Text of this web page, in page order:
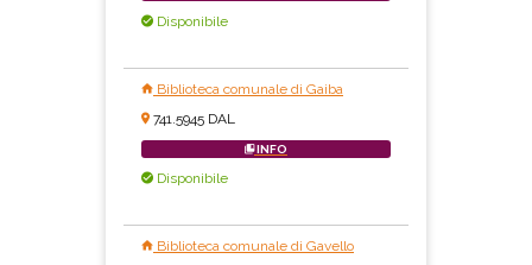
Disponibile
Biblioteca comunale di Gaiba
741.5945 DAL
INFO
Disponibile
Biblioteca comunale di Gavello